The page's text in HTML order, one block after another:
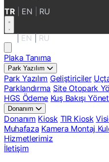
TR
EN RU
EN
RU
Plaka Tanıma
Park Yazılım
Park Yazılım Geliştiriciler
Parklandırma Site Otopark
HGS Ödeme Kuş Bakışı
Donanım
Donanım Kiosk TIR Kiosk
Muhafaza Kamera Montaj
Hizmetlerimiz
İletişim